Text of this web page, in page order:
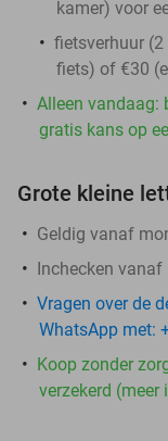
kamer) voor
fietsverhuur
fiets) of €30
Alleen vandaag:
gratis kans op
Grote kleine
Geldig vanaf
Inchecken
Vragen over de
WhatsApp met:
Koop zonder
verzekerd (meer